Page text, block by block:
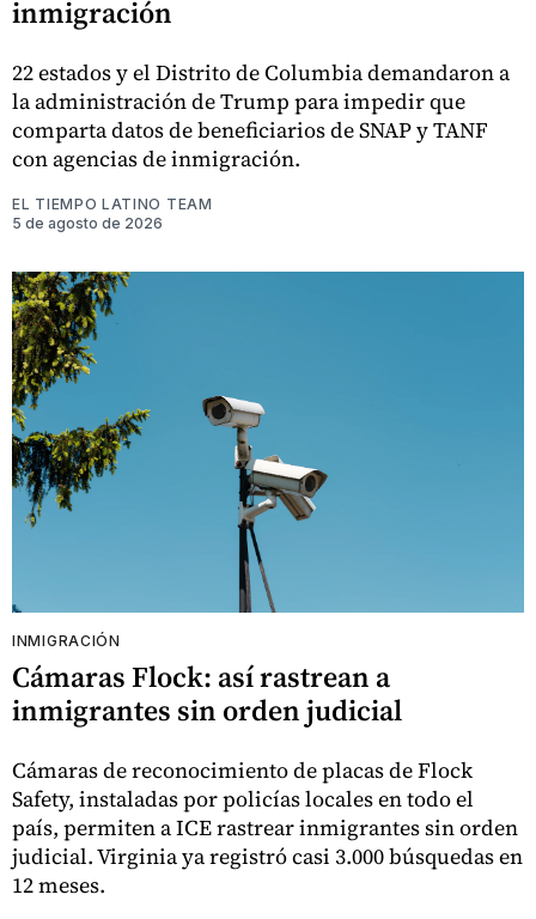
inmigración
22 estados y el Distrito de Columbia demandaron a
la administración de Trump para impedir que
comparta datos de beneficiarios de SNAP y TANF
con agencias de inmigración.
EL TIEMPO LATINO TEAM
5 de agosto de 2026
INMIGRACIÓN
Cámaras Flock: así rastrean a
inmigrantes sin orden judicial
Cámaras de reconocimiento de placas de Flock
Safety, instaladas por policías locales en todo el
país, permiten a ICE rastrear inmigrantes sin orden
judicial. Virginia ya registró casi 3.000 búsquedas en
12 meses.